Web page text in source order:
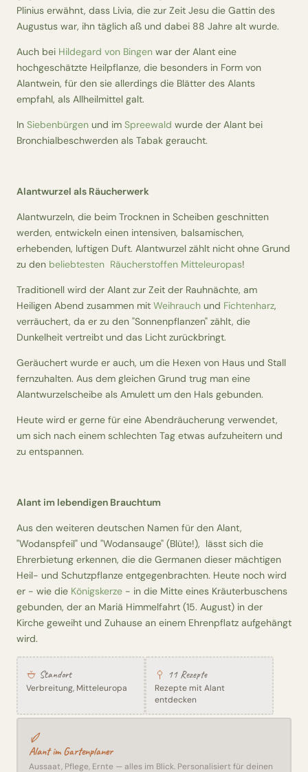
Plinius erwähnt, dass Livia, die zur Zeit Jesu die Gattin des
Augustus war, ihn täglich aß und dabei 88 Jahre alt wurde.
Auch bei Hildegard von Bingen war der Alant eine
hochgeschätzte Heilpflanze, die besonders in Form von
Alantwein, für den sie allerdings die Blätter des Alants
empfahl, als Allheilmittel galt.
In Siebenbürgen und im Spreewald wurde der Alant bei
Bronchialbeschwerden als Tabak geraucht.
Alantwurzel als Räucherwerk
Alantwurzeln, die beim Trocknen in Scheiben geschnitten
werden, entwickeln einen intensiven, balsamischen,
erhebenden, luftigen Duft. Alantwurzel zählt nicht ohne Grund
zu den beliebtesten Räucherstoffen Mitteleuropas!
Traditionell wird der Alant zur Zeit der Rauhnächte, am
Heiligen Abend zusammen mit Weihrauch und Fichtenharz,
verräuchert, da er zu den "Sonnenpflanzen" zählt, die
Dunkelheit vertreibt und das Licht zurückbringt.
Geräuchert wurde er auch, um die Hexen von Haus und Stall
fernzuhalten. Aus dem gleichen Grund trug man eine
Alantwurzelscheibe als Amulett um den Hals gebunden.
Heute wird er gerne für eine Abendräucherung verwendet,
um sich nach einem schlechten Tag etwas aufzuheitern und
zu entspannen.
Alant im lebendigen Brauchtum
Aus den weiteren deutschen Namen für den Alant,
"Wodanspfeil" und "Wodansauge" (Blüte!), lässt sich die
Ehrerbietung erkennen, die die Germanen dieser mächtigen
Heil- und Schutzpflanze entgegenbrachten. Heute noch wird
er - wie die Königskerze - in die Mitte eines Kräuterbuschens
gebunden, der an Mariä Himmelfahrt (15. August) in der
Kirche geweiht und Zuhause an einem Ehrenpflatz aufgehängt
wird.
Standort
Verbreitung, Mitteleuropa
11 Rezepte
Rezepte mit Alant
entdecken
Alant im Gartenplaner
Aussaat, Pflege, Ernte — alles im Blick. Personalisiert für deinen